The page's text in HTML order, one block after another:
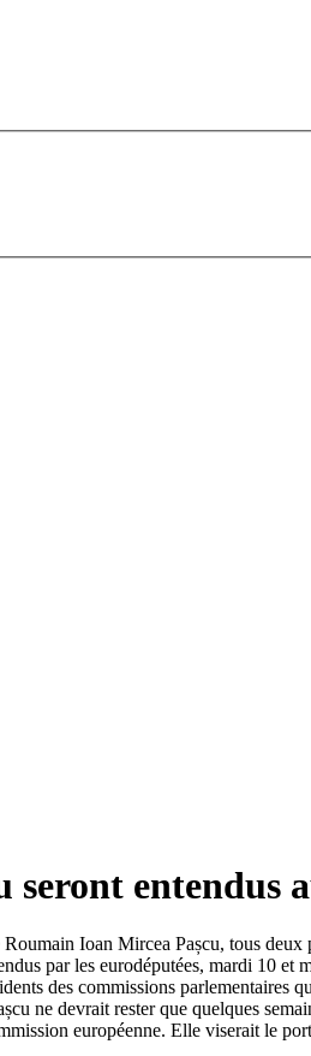
entendus
Ioan Mircea Pașcu, tous
par les eurodéputées, mardi 10 et
des commissions parlementaires
ne devrait rester que quelques
européenne. Elle viserait le